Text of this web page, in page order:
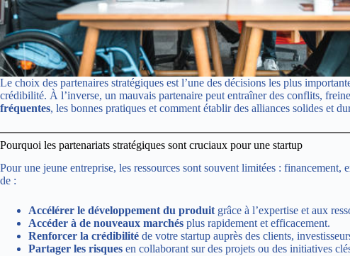
Le choix des partenaires stratégiques est l’une des décisions les plus
crédibilité. À l’inverse, un mauvais partenaire peut entraîner des conflits,
fréquentes, les bonnes pratiques et comment établir des alliances solides et
Pourquoi les partenariats stratégiques sont cruciaux pour une startup
Pour une jeune entreprise, les ressources sont souvent limitées :
de :
Accélérer le développement du produitgrâce à l’expertise et aux
Accéder à de nouveaux marchés plus rapidement et efficacement.
Renforcer la crédibilité de votre startup auprès des clients,
Partager les risques en collaborant sur des projets ou des initiatives